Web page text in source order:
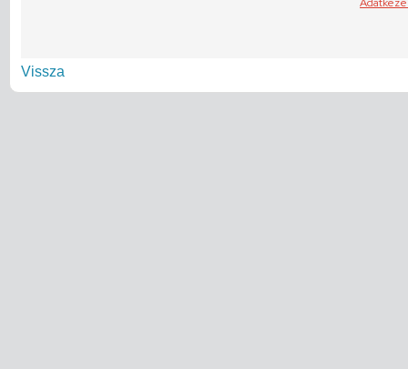
Vissza